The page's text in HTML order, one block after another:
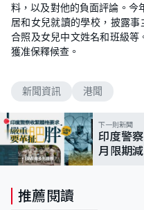
料，以及對他的負面評論。今
居和女兒就讀的學校，披露
合照及女兒中文姓名和班級
獲准保釋候查。
新聞資訊 港聞
下一則新聞
印度警
月限期
推薦閱讀